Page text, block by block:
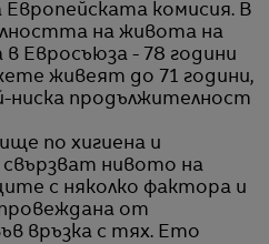
комисия. В
на живота на
Евросъюза - 78 години
живеят до 71 години,
продължителност
по хигиена и
нивото на
с няколко фактора и
от
връзка с тях. Ето